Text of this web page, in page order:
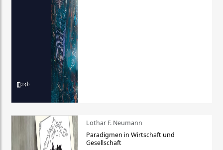
Lothar F. Neumann
Paradigmen in Wirtschaft und
Gesellschaft